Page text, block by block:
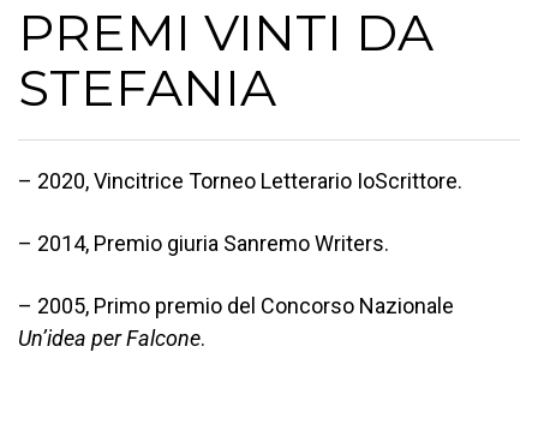
PREMI VINTI DA
STEFANIA
– 2020, Vincitrice Torneo Letterario IoScrittore.
– 2014, Premio giuria Sanremo Writers.
– 2005, Primo premio del Concorso Nazionale
Un’idea per Falcone.